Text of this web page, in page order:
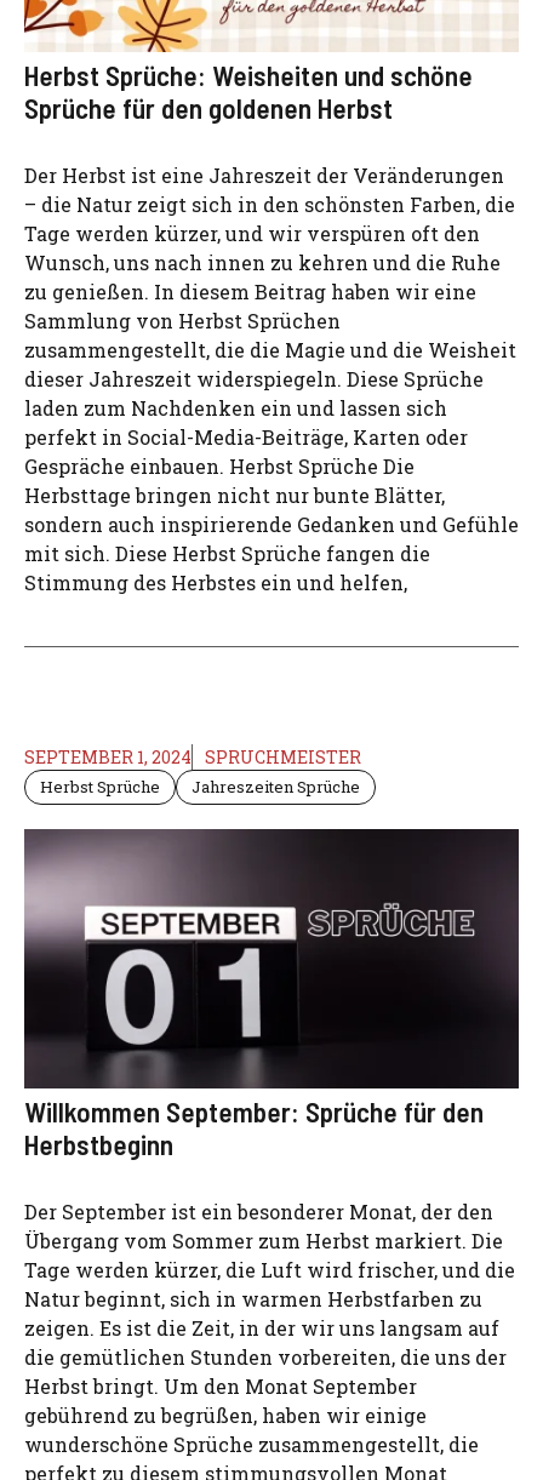
Herbst Sprüche: Weisheiten und schöne
Sprüche für den goldenen Herbst
Der Herbst ist eine Jahreszeit der Veränderungen
– die Natur zeigt sich in den schönsten Farben, die
Tage werden kürzer, und wir verspüren oft den
Wunsch, uns nach innen zu kehren und die Ruhe
zu genießen. In diesem Beitrag haben wir eine
Sammlung von Herbst Sprüchen
zusammengestellt, die die Magie und die Weisheit
dieser Jahreszeit widerspiegeln. Diese Sprüche
laden zum Nachdenken ein und lassen sich
perfekt in Social-Media-Beiträge, Karten oder
Gespräche einbauen. Herbst Sprüche Die
Herbsttage bringen nicht nur bunte Blätter,
sondern auch inspirierende Gedanken und Gefühle
mit sich. Diese Herbst Sprüche fangen die
Stimmung des Herbstes ein und helfen,
SEPTEMBER 1, 2024 SPRUCHMEISTER
Herbst Sprüche Jahreszeiten Sprüche
Willkommen September: Sprüche für den
Herbstbeginn
Der September ist ein besonderer Monat, der den
Übergang vom Sommer zum Herbst markiert. Die
Tage werden kürzer, die Luft wird frischer, und die
Natur beginnt, sich in warmen Herbstfarben zu
zeigen. Es ist die Zeit, in der wir uns langsam auf
die gemütlichen Stunden vorbereiten, die uns der
Herbst bringt. Um den Monat September
gebührend zu begrüßen, haben wir einige
wunderschöne Sprüche zusammengestellt, die
perfekt zu diesem stimmungsvollen Monat